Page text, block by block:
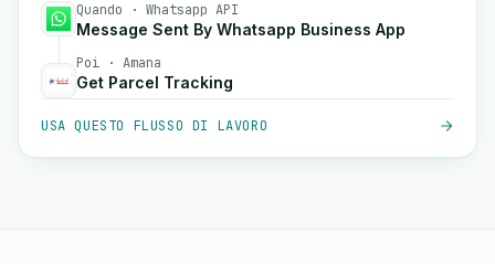
Quando · Whatsapp API
Message Sent By Whatsapp Business App
Poi · Amana
Get Parcel Tracking
USA QUESTO FLUSSO DI LAVORO